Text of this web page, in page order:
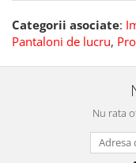
Categorii asociate:
Pantaloni de lucru,
Nu rata